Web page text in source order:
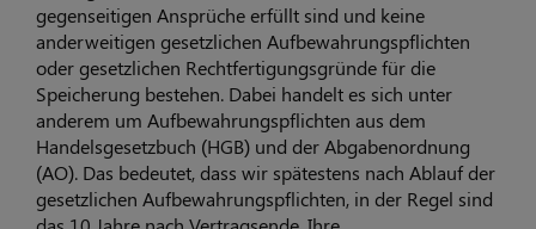
gegenseitigen Ansprüche erfüllt sind und keine
anderweitigen gesetzlichen Aufbewahrungspflichten
oder gesetzlichen Rechtfertigungsgründe für die
Speicherung bestehen. Dabei handelt es sich unter
anderem um Aufbewahrungspflichten aus dem
Handelsgesetzbuch (HGB) und der Abgabenordnung
(AO). Das bedeutet, dass wir spätestens nach Ablauf der
gesetzlichen Aufbewahrungspflichten, in der Regel sind